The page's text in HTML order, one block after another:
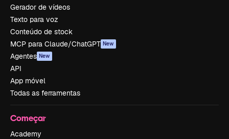
Gerador de vídeos
Texto para voz
Conteúdo de stock
MCP para Claude/ChatGPT New
Agentes New
API
App móvel
Todas as ferramentas
Começar
Academy